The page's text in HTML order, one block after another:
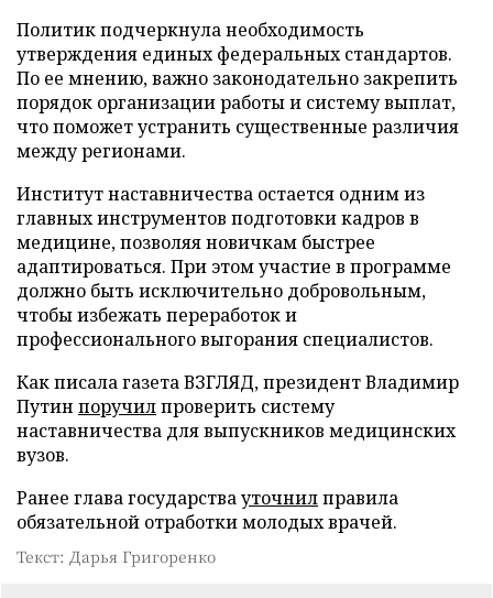
Политик подчеркнула необходимость
утверждения единых федеральных стандартов.
По ее мнению, важно законодательно закрепить
порядок организации работы и систему выплат,
что поможет устранить существенные различия
между регионами.
Институт наставничества остается одним из
главных инструментов подготовки кадров в
медицине, позволяя новичкам быстрее
адаптироваться. При этом участие в программе
должно быть исключительно добровольным,
чтобы избежать переработок и
профессионального выгорания специалистов.
Как писала газета ВЗГЛЯД, президент Владимир
Путин поручилпроверить систему
наставничества для выпускников медицинских
вузов.
Ранее глава государствауточнилправила
обязательной отработки молодых врачей.
Текст: Дарья Григоренко